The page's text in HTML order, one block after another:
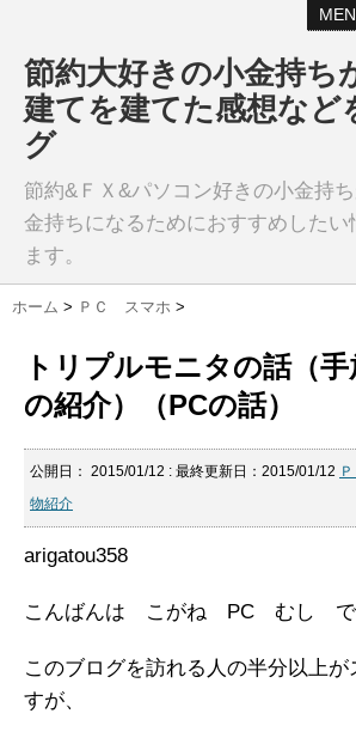
節約大好きの小金持ち
建てを建てた感想など
グ
節約&ＦＸ&パソコン好きの小金持
金持ちになるためにおすすめしたい
ます。
ホーム > ＰＣ スマホ >
トリプルモニタの話（
の紹介）（PCの話）
公開日： 2015/01/12 : 最終更新日：2015/01/12
物紹介
arigatou358
こんばんは こがね PC むし で
このブログを訪れる人の半分以上
すが、